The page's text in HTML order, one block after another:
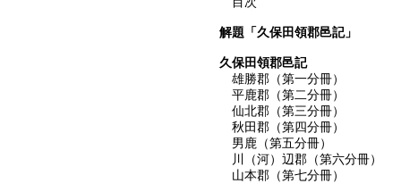
解題「久保田領郡邑記」
久保田領郡邑記
雄勝郡（第一分冊）
平鹿郡（第二分冊）
仙北郡（第三分冊）
秋田郡（第四分冊）
男鹿（第五分冊）
川（河）辺郡（第六分冊）
山本郡（第七分冊）